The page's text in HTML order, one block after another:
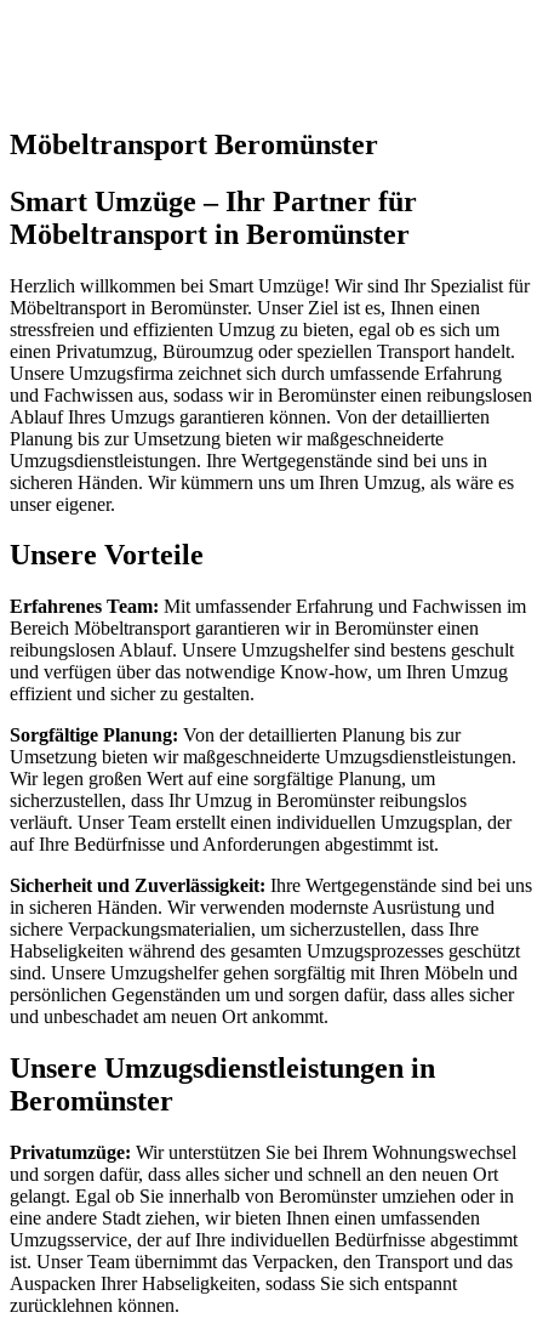
Möbeltransport Beromünster
Smart Umzüge – Ihr Partner für
Möbeltransport in Beromünster
Herzlich willkommen bei Smart Umzüge! Wir sind Ihr Spezialist für
Möbeltransport in Beromünster. Unser Ziel ist es, Ihnen einen
stressfreien und effizienten Umzug zu bieten, egal ob es sich um
einen Privatumzug, Büroumzug oder speziellen Transport handelt.
Unsere Umzugsfirma zeichnet sich durch umfassende Erfahrung
und Fachwissen aus, sodass wir in Beromünster einen reibungslosen
Ablauf Ihres Umzugs garantieren können. Von der detaillierten
Planung bis zur Umsetzung bieten wir maßgeschneiderte
Umzugsdienstleistungen. Ihre Wertgegenstände sind bei uns in
sicheren Händen. Wir kümmern uns um Ihren Umzug, als wäre es
unser eigener.
Unsere Vorteile
Erfahrenes Team: Mit umfassender Erfahrung und Fachwissen im
Bereich Möbeltransport garantieren wir in Beromünster einen
reibungslosen Ablauf. Unsere Umzugshelfer sind bestens geschult
und verfügen über das notwendige Know-how, um Ihren Umzug
effizient und sicher zu gestalten.
Sorgfältige Planung: Von der detaillierten Planung bis zur
Umsetzung bieten wir maßgeschneiderte Umzugsdienstleistungen.
Wir legen großen Wert auf eine sorgfältige Planung, um
sicherzustellen, dass Ihr Umzug in Beromünster reibungslos
verläuft. Unser Team erstellt einen individuellen Umzugsplan, der
auf Ihre Bedürfnisse und Anforderungen abgestimmt ist.
Sicherheit und Zuverlässigkeit: Ihre Wertgegenstände sind bei uns
in sicheren Händen. Wir verwenden modernste Ausrüstung und
sichere Verpackungsmaterialien, um sicherzustellen, dass Ihre
Habseligkeiten während des gesamten Umzugsprozesses geschützt
sind. Unsere Umzugshelfer gehen sorgfältig mit Ihren Möbeln und
persönlichen Gegenständen um und sorgen dafür, dass alles sicher
und unbeschadet am neuen Ort ankommt.
Unsere Umzugsdienstleistungen in
Beromünster
Privatumzüge: Wir unterstützen Sie bei Ihrem Wohnungswechsel
und sorgen dafür, dass alles sicher und schnell an den neuen Ort
gelangt. Egal ob Sie innerhalb von Beromünster umziehen oder in
eine andere Stadt ziehen, wir bieten Ihnen einen umfassenden
Umzugsservice, der auf Ihre individuellen Bedürfnisse abgestimmt
ist. Unser Team übernimmt das Verpacken, den Transport und das
Auspacken Ihrer Habseligkeiten, sodass Sie sich entspannt
zurücklehnen können.